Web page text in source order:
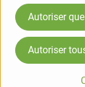
minutes pour 250
A la casserole :
Vous souhaitez
Pour éviter que
dénoyautez-les,
Autoriser
Autoriser